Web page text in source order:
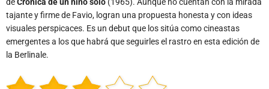
tajante y firme de Favio, logran una propuesta honesta y con ideas
visuales perspicaces. Es un debut que los sitúa como cineastas
emergentes a los que habrá que seguirles el rastro en esta edición de
la Berlinale.